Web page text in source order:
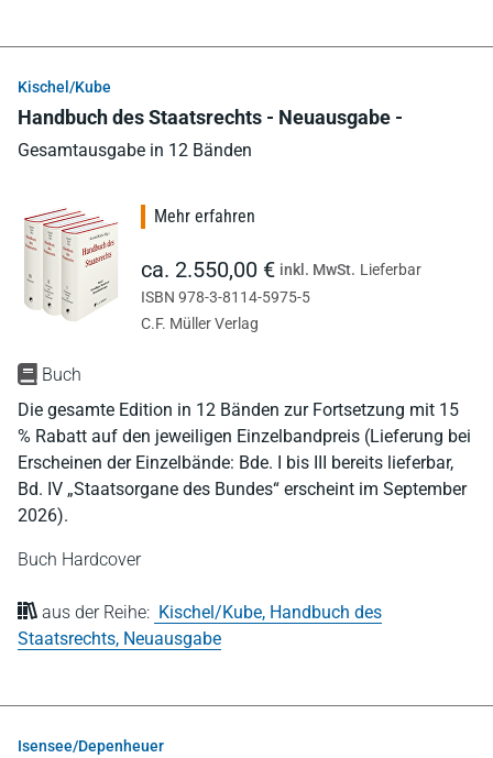
Kischel/Kube
Handbuch des Staatsrechts - Neuausgabe -
Gesamtausgabe in 12 Bänden
Buch
Die gesamte Edition in 12 Bänden zur Fortsetzung mit 15
% Rabatt auf den jeweiligen Einzelbandpreis (Lieferung bei
Erscheinen der Einzelbände: Bde. I bis III bereits lieferbar,
Bd. IV „Staatsorgane des Bundes“ erscheint im September
2026).
Buch Hardcover
aus der Reihe: Kischel/Kube, Handbuch des
Staatsrechts, Neuausgabe
Mehr erfahren
ca. 2.550,00 € inkl. MwSt. Lieferbar
ISBN 978-3-8114-5975-5
C.F. Müller Verlag
Isensee/Depenheuer